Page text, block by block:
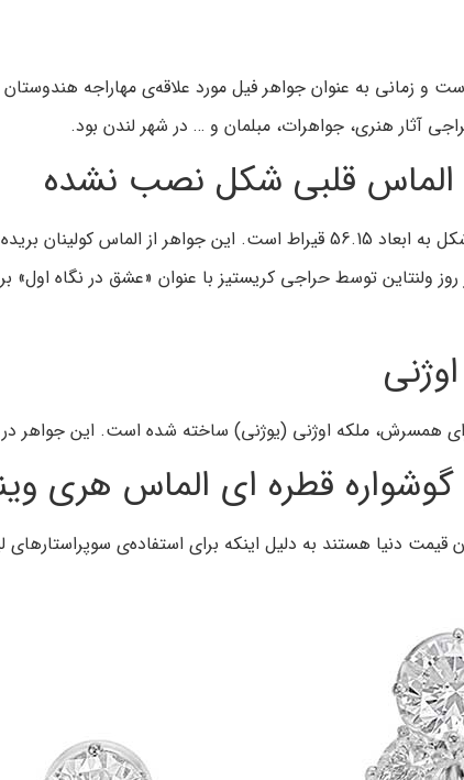
و زمانی به عنوان جواهر فیل مورد علاقه‌ی مهاراجه
آثار هنری، جواهرات، مبلمان و … در شهر لندن بود.
الماس قلبی شکل نصب نشده
این قطعه که کولینان 1 نام دارد، یک الماس قلبی شکل به ابعاد
گوشواره قطره ای الماس هری